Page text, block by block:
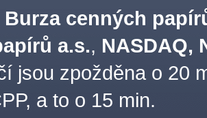
Burza cenných
a.s., NASDAQ,
jsou zpožděna o 20
a to o 15 min.